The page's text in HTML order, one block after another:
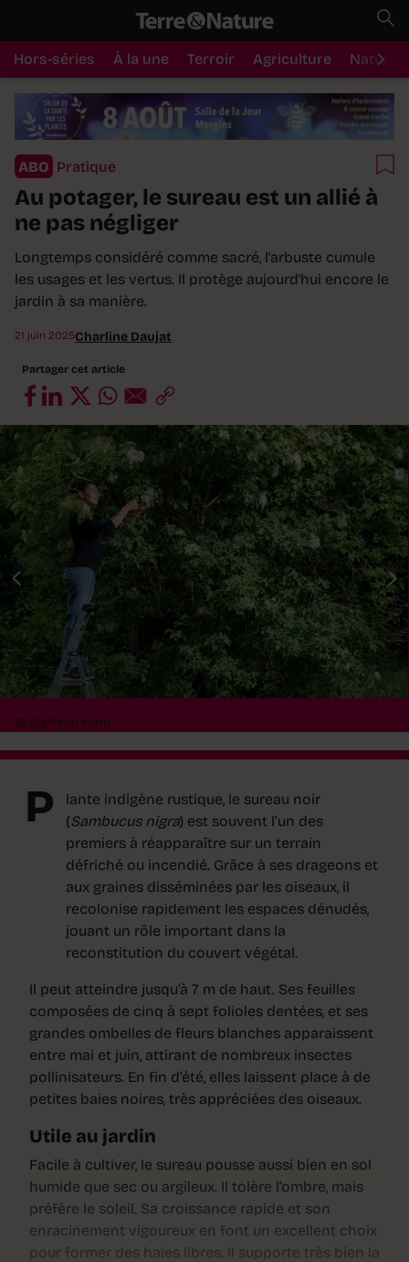
Hors-séries À la une Terroir Agriculture Nature
ABO Pratique
Au potager, le sureau est un allié à
ne pas négliger
Longtemps considéré comme sacré, l'arbuste cumule
les usages et les vertus. Il protège aujourd'hui encore le
jardin à sa manière.
21 juin 2025Charline Daujat
Partager cet article
© Sigfredo Haro
P
lante indigène rustique, le sureau noir
(Sambucus nigra) est souvent l’un des
premiers à réapparaître sur un terrain
défriché ou incendié. Grâce à ses drageons et
aux graines disséminées par les oiseaux, il
recolonise rapidement les espaces dénudés,
jouant un rôle important dans la
reconstitution du couvert végétal.
Il peut atteindre jusqu’à 7 m de haut. Ses feuilles
composées de cinq à sept folioles dentées, et ses
grandes ombelles de fleurs blanches apparaissent
entre mai et juin, attirant de nombreux insectes
pollinisateurs. En fin d’été, elles laissent place à de
petites baies noires, très appréciées des oiseaux.
Utile au jardin
Facile à cultiver, le sureau pousse aussi bien en sol
humide que sec ou argileux. Il tolère l’ombre, mais
préfère le soleil. Sa croissance rapide et son
enracinement vigoureux en font un excellent choix
pour former des haies libres. Il supporte très bien la